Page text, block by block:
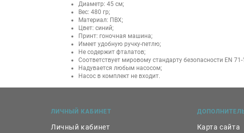
Диаметр: 45 см;
Вес: 480 гр;
Материал: ПВХ;
Цвет: синий;
Принт: гоночная машина;
Имеет удобную ручку-петлю;
Не содержит фталатов;
Соответствует мировому стандарту безопасности EN 71-
Надувается любым насосом;
Насос в комплект не входит.
ЛИЧНЫЙ КАБИНЕТ
Личный кабинет Карта сайта